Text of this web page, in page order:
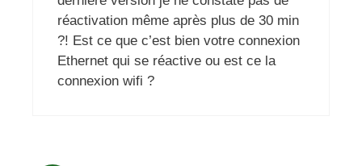
réactivation même après plus de 30 min
?! Est ce que c’est bien votre connexion
Ethernet qui se réactive ou est ce la
connexion wifi ?